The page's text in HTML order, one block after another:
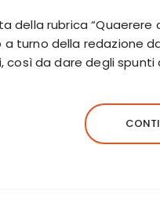
della rubrica
a turno della redazione
così da dare degli spunti